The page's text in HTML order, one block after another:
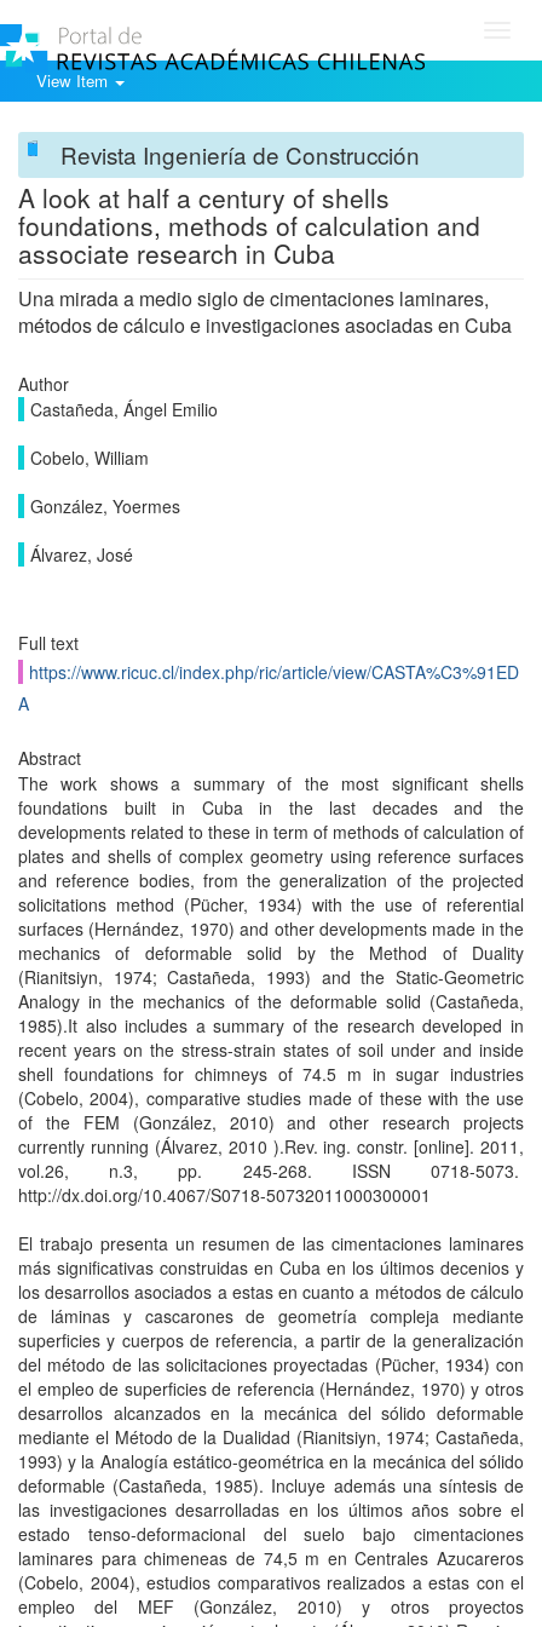
View Item
Revista Ingeniería de Construcción
A look at half a century of shells
foundations, methods of calculation and
associate research in Cuba
Una mirada a medio siglo de cimentaciones laminares,
métodos de cálculo e investigaciones asociadas en Cuba
Author
Castañeda, Ángel Emilio
Cobelo, William
González, Yoermes
Álvarez, José
Full text
https://www.ricuc.cl/index.php/ric/article/view/CASTA%C3%91ED
A
Abstract
The work shows a summary of the most significant shells
foundations built in Cuba in the last decades and the
developments related to these in term of methods of calculation of
plates and shells of complex geometry using reference surfaces
and reference bodies, from the generalization of the projected
solicitations method (Pücher, 1934) with the use of referential
surfaces (Hernández, 1970) and other developments made in the
mechanics of deformable solid by the Method of Duality
(Rianitsiyn, 1974; Castañeda, 1993) and the Static-Geometric
Analogy in the mechanics of the deformable solid (Castañeda,
1985).It also includes a summary of the research developed in
recent years on the stress-strain states of soil under and inside
shell foundations for chimneys of 74.5 m in sugar industries
(Cobelo, 2004), comparative studies made of these with the use
of the FEM (González, 2010) and other research projects
currently running (Álvarez, 2010 ).Rev. ing. constr. [online]. 2011,
vol.26, n.3, pp. 245-268. ISSN 0718-5073.
http://dx.doi.org/10.4067/S0718-50732011000300001
El trabajo presenta un resumen de las cimentaciones laminares
más significativas construidas en Cuba en los últimos decenios y
los desarrollos asociados a estas en cuanto a métodos de cálculo
de láminas y cascarones de geometría compleja mediante
superficies y cuerpos de referencia, a partir de la generalización
del método de las solicitaciones proyectadas (Pücher, 1934) con
el empleo de superficies de referencia (Hernández, 1970) y otros
desarrollos alcanzados en la mecánica del sólido deformable
mediante el Método de la Dualidad (Rianitsiyn, 1974; Castañeda,
1993) y la Analogía estático-geométrica en la mecánica del sólido
deformable (Castañeda, 1985). Incluye además una síntesis de
las investigaciones desarrolladas en los últimos años sobre el
estado tenso-deformacional del suelo bajo cimentaciones
laminares para chimeneas de 74,5 m en Centrales Azucareros
(Cobelo, 2004), estudios comparativos realizados a estas con el
empleo del MEF (González, 2010) y otros proyectos